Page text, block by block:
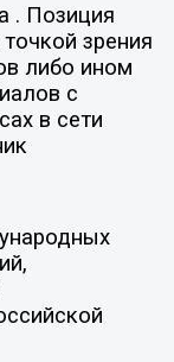
. Позиция
зрения
либо ином
с
в сети